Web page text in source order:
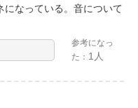
になっている。音について
参考になっ
た： 1人